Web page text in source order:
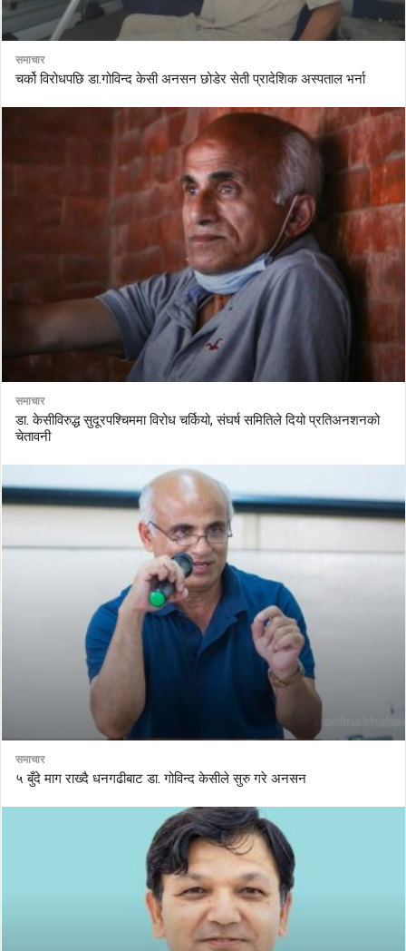
समाचार
चर्को विरोधपछि डा.गोविन्द केसी अनसन छोडेर सेती प्रादेशिक अस्पताल भर्ना
समाचार
डा. केसीविरुद्ध सुदूरपश्चिममा विरोध चर्कियो, संघर्ष समितिले दियो प्रतिअनशनको
चेतावनी
समाचार
५ बुँदे माग राख्दै धनगढीबाट डा. गोविन्द केसीले सुरु गरे अनसन